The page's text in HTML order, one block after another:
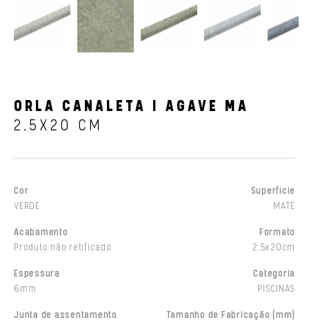
ORLA CANALETA I AGAVE MA
2,5X20 CM
Cor
VERDE
Superfície
MATE
Acabamento
Produto não retificado
Formato
2,5x20cm
Espessura
6mm
Categoria
PISCINAS
Junta de assentamento
Tamanho de Fabricação (mm)